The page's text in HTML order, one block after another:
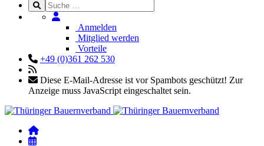
Anmelden
Mitglied werden
Vorteile
+49 (0)361 262 530
Diese E-Mail-Adresse ist vor Spambots geschützt! Zur
Anzeige muss JavaScript eingeschaltet sein.